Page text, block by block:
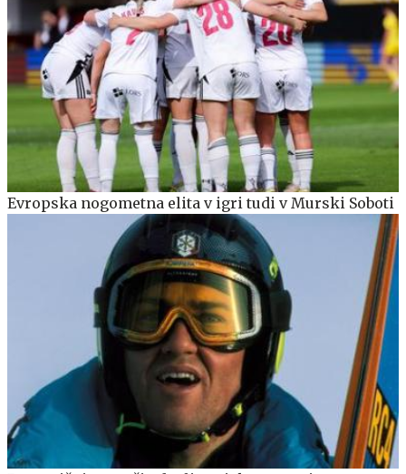
Evropska nogometna elita v igri tudi v Murski Soboti